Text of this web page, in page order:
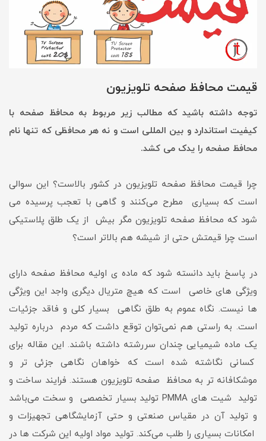
قیمت محافظ صفحه تلویزیون
توجه داشته باشید که مطالب زیر مربوط به محافظ صفحه با
کیفیت استاندارد و بین المللی است و نه هر محافظی که تنها نام
محافظ صفحه را یدک می کشد.
چرا قیمت محافظ صفحه تلویزیون در کشور بالاست؟ این سوالی
است که بسیاری مطرح می‌کنند و گاهی با تعجب پرسیده می
شود که محافظ صفحه تلویزیون مگر بیش از یک طلق پلاستیکی
است چرا قیمتش حتی از شیشه هم بالاتر است؟
در پاسخ باید دانسته شود که ماده ی اولیه محافظ صفحه دارای
ویژگی های خاصی است که هیچ متریال دیگری واجد این ویژگی
ها نیست. نگاه عموم به طلق نگاهی بسیار کلی و فاقد جزئیات
است. به راستی هم نمی‌توان توقع داشت که مردم درباره تولید
یک ماده شیمیایی چندان سررشته داشته باشند. این مقاله برای
کسانی نگاشته شده است که خواهان نگاهی جزئی تر و
موشکافانه تر به محافظ صفحه تلویزیون هستند. فرایند ساخت و
تولید شیت های PMMA تولید بسیار تخصصی و سخت می‌باشد
و تولید آن در مقیاس صنعتی و حتی آزمایشگاهی تجهیزات و
امکانات بسیاری را طلب می‌کند. تولید مواد اولیه این شرکت ها در